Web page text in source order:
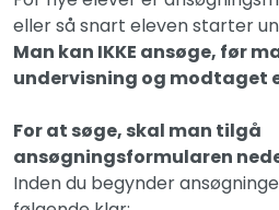
eller så snart eleven starter
Man kan IKKE ansøge, før
undervisning og modtaget
For at søge, skal man tilgå
ansøgningsformularen
Inden du begynder